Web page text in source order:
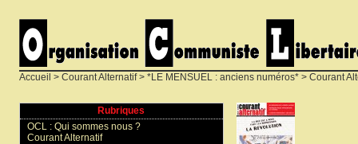
Accueil > Courant Alternatif> *LE MENSUEL : anciens numéros* > Courant
Rubriques
OCL : Qui sommes nous ?
Courant Alternatif